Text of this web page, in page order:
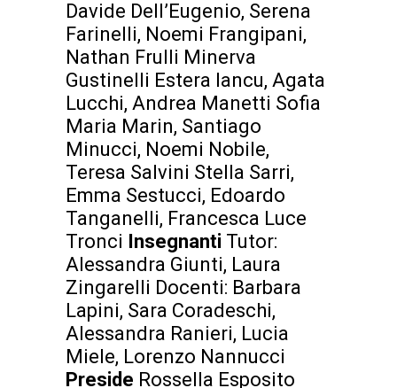
Davide Dell’Eugenio, Serena
Farinelli, Noemi Frangipani,
Nathan Frulli Minerva
Gustinelli Estera Iancu, Agata
Lucchi, Andrea Manetti Sofia
Maria Marin, Santiago
Minucci, Noemi Nobile,
Teresa Salvini Stella Sarri,
Emma Sestucci, Edoardo
Tanganelli, Francesca Luce
Tronci Insegnanti Tutor:
Alessandra Giunti, Laura
Zingarelli Docenti: Barbara
Lapini, Sara Coradeschi,
Alessandra Ranieri, Lucia
Miele, Lorenzo Nannucci
Preside Rossella Esposito